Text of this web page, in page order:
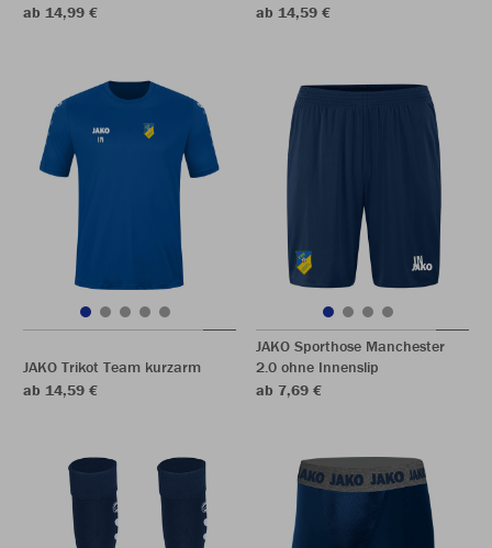
ab 14,99 €
ab 14,59 €
JAKO Trikot Team kurzarm
ab 14,59 €
JAKO Sporthose Manchester
2.0 ohne Innenslip
ab 7,69 €